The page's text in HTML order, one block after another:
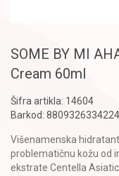
SOME BY MI
Cream 60ml
Šifra artikla: 14604
Barkod: 8809326334224
Višenamenska
problematičnu kožu od
ekstrate Centella